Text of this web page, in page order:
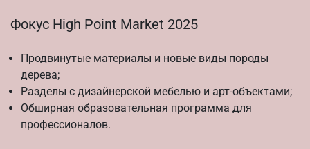
Фокус High Point Market 2025
Продвинутые материалы и новые виды породы
дерева;
Разделы с дизайнерской мебелью и арт-объектами;
Обширная образовательная программа для
профессионалов.